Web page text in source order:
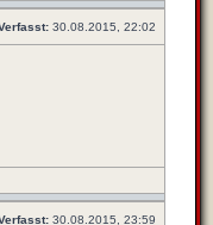
30.08.2015, 22:02
30.08.2015, 23:59